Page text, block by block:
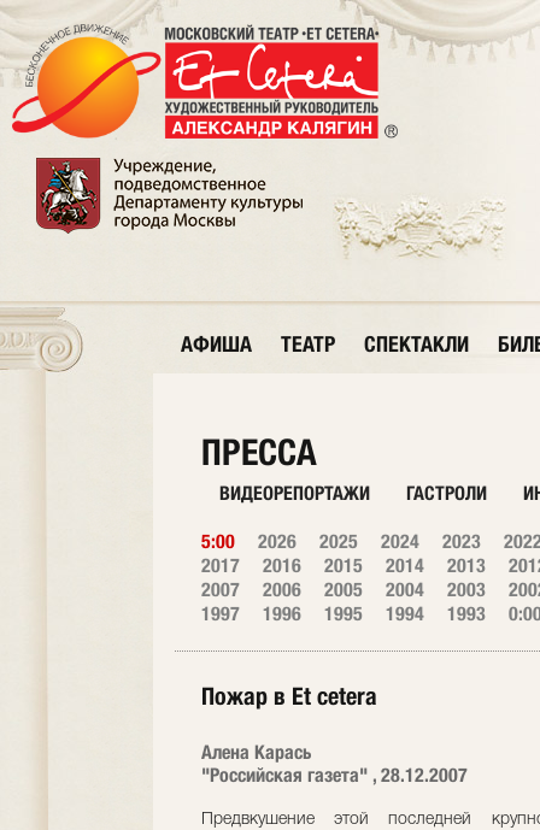
АФИША ТЕАТР СПЕКТАКЛИ
ПРЕССА
ВИДЕОРЕПОРТАЖИ ГАСТРОЛИ
5:00 2026 2025 2024 2023
2017
2016 2015 2014 2013
2007
2006 2005 2004 2003
1997
1996 1995 1994 1993
Пожар в Et cetera
Алена Карась
"Российская газета" , 28.12.2007
Предвкушение этой последней